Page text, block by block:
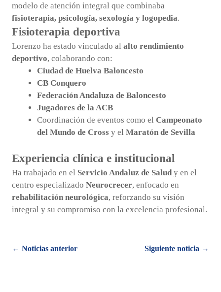
modelo de atención integral que combinaba
fisioterapia, psicología, sexología y logopedia.
Fisioterapia deportiva
Lorenzo ha estado vinculado al alto rendimiento
deportivo, colaborando con:
Ciudad de Huelva Baloncesto
CB Conquero
Federación Andaluza de Baloncesto
Jugadores de la ACB
Coordinación de eventos como el Campeonato
del Mundo de Cross y el Maratón de Sevilla
Experiencia clínica e institucional
Ha trabajado en el Servicio Andaluz de Saludy en el
centro especializado Neurocrecer, enfocado en
rehabilitación neurológica, reforzando su visión
integral y su compromiso con la excelencia profesional.
Posts
← Noticias anterior Siguiente noticia →